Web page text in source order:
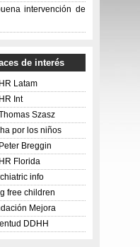
intervención de
de interés
Latam
Int
Szasz
por los niños
Breggin
Florida
info
free children
Mejora
DDHH